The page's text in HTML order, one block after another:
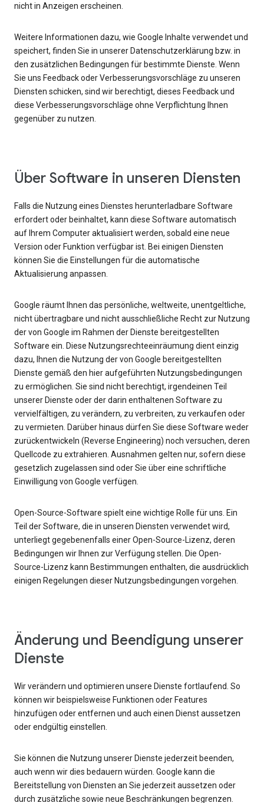
Weitere Informationen dazu, wie Google Inhalte verwendet und
speichert, finden Sie in unserer Datenschutzerklärung bzw. in
den zusätzlichen Bedingungen für bestimmte Dienste. Wenn
Sie uns Feedback oder Verbesserungsvorschläge zu unseren
Diensten schicken, sind wir berechtigt, dieses Feedback und
diese Verbesserungsvorschläge ohne Verpflichtung Ihnen
gegenüber zu nutzen.
Über Software in unseren Diensten
Falls die Nutzung eines Dienstes herunterladbare Software
erfordert oder beinhaltet, kann diese Software automatisch
auf Ihrem Computer aktualisiert werden, sobald eine neue
Version oder Funktion verfügbar ist. Bei einigen Diensten
können Sie die Einstellungen für die automatische
Aktualisierung anpassen.
Google räumt Ihnen das persönliche, weltweite, unentgeltliche,
nicht übertragbare und nicht ausschließliche Recht zur Nutzung
der von Google im Rahmen der Dienste bereitgestellten
Software ein. Diese Nutzungsrechteeinräumung dient einzig
dazu, Ihnen die Nutzung der von Google bereitgestellten
Dienste gemäß den hier aufgeführten Nutzungsbedingungen
zu ermöglichen. Sie sind nicht berechtigt, irgendeinen Teil
unserer Dienste oder der darin enthaltenen Software zu
vervielfältigen, zu verändern, zu verbreiten, zu verkaufen oder
zu vermieten. Darüber hinaus dürfen Sie diese Software weder
zurückentwickeln (Reverse Engineering) noch versuchen, deren
Quellcode zu extrahieren. Ausnahmen gelten nur, sofern diese
gesetzlich zugelassen sind oder Sie über eine schriftliche
Einwilligung von Google verfügen.
Open-Source-Software spielt eine wichtige Rolle für uns. Ein
Teil der Software, die in unseren Diensten verwendet wird,
unterliegt gegebenenfalls einer Open-Source-Lizenz, deren
Bedingungen wir Ihnen zur Verfügung stellen. Die Open-
Source-Lizenz kann Bestimmungen enthalten, die ausdrücklich
einigen Regelungen dieser Nutzungsbedingungen vorgehen.
Änderung und Beendigung unserer
Dienste
Wir verändern und optimieren unsere Dienste fortlaufend. So
können wir beispielsweise Funktionen oder Features
hinzufügen oder entfernen und auch einen Dienst aussetzen
oder endgültig einstellen.
Sie können die Nutzung unserer Dienste jederzeit beenden,
auch wenn wir dies bedauern würden. Google kann die
Bereitstellung von Diensten an Sie jederzeit aussetzen oder
durch zusätzliche sowie neue Beschränkungen begrenzen.